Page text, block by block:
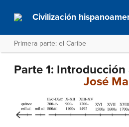
Civilización
Primera parte: el Caribe
Parte 1: Introducción
José